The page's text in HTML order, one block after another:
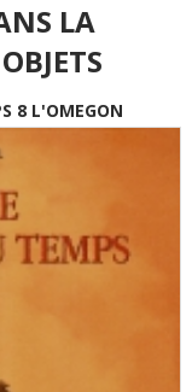
LA
8 L'OMEGON